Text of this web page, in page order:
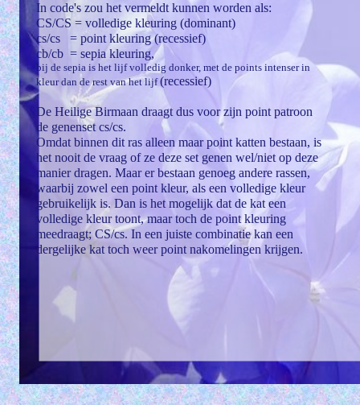
In code's zou het vermeldt kunnen worden als:
CS/CS = volledige kleuring (dominant)
cs/cs = point kleuring (recessief)
cb/cb = sepia kleuring,
bij de sepia is het lijf volledig donker, met de points intenser in
kleur dan de rest van het lijf(recessief)
De Heilige Birmaan draagt dus voor zijn point patroon
de genenset cs/cs.
Omdat binnen dit ras alleen maar point katten bestaan, is
het nooit de vraag of ze deze set genen wel/niet op deze
manier dragen. Maar er bestaan genoeg andere rassen,
waarbij zowel een point kleur, als een volledige kleur
gebruikelijk is. Dan is het mogelijk dat de kat een
volledige kleur toont, maar toch de point kleuring
meedraagt; CS/cs. In een juiste combinatie kan een
dergelijke kat toch weer point nakomelingen krijgen.